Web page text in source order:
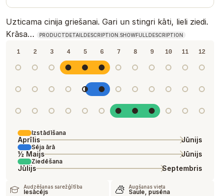
Uzticama cinija griešanai. Gari un stingri kāti, lieli ziedi.
Krāsa…
PRODUCTDETAILDESCRIPTION.SHOWFULLDESCRIPTION
1 2 3 4 5 6 7 8 9 10 11 12
Izstādīšana
Aprīlis Jūnijs
Sēja ārā
½ Maijs Jūnijs
Ziedēšana
Jūlijs Septembris
Audzēšanas sarežģītība
Iesācējs
Augšanas vieta
Saule, pusēna